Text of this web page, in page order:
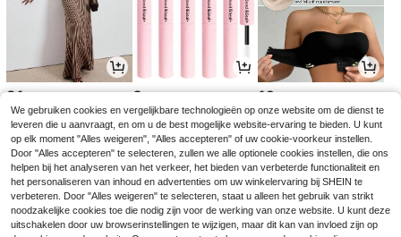
21 3 10
We gebruiken cookies en vergelijkbare technologieën op onze website om de dienst te
leveren die u aanvraagt, en om u de best mogelijke website-ervaring te bieden. U kunt
op elk moment "Alles weigeren", "Alles accepteren" of uw cookie-voorkeur instellen.
Door "Alles accepteren" te selecteren, zullen we alle optionele cookies instellen, die ons
helpen bij het analyseren van het verkeer, het bieden van verbeterde functionaliteit en
het personaliseren van inhoud en advertenties om uw winkelervaring bij SHEIN te
verbeteren. Door "Alles weigeren" te selecteren, staat u alleen het gebruik van strikt
noodzakelijke cookies toe die nodig zijn voor de werking van onze website. U kunt deze
uitschakelen door uw browserinstellingen te wijzigen, maar dit kan van invloed zijn op